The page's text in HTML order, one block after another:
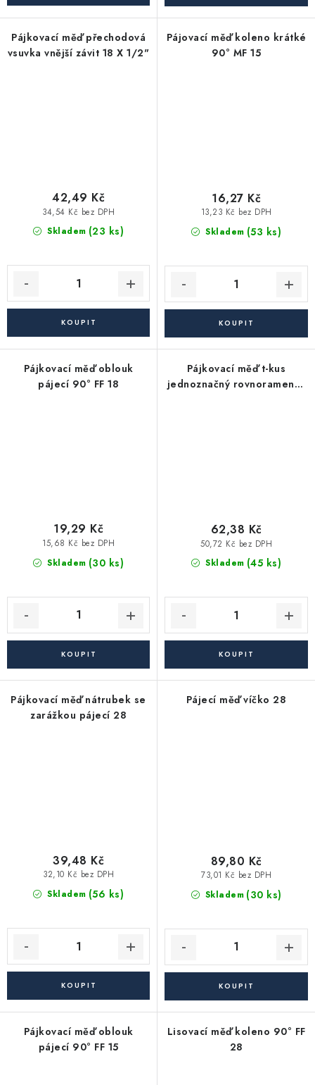
Pájkovací měď přechodová
vsuvka vnější závit 18 X 1/2"
Skladem (23 ks)
34,54 Kč bez DPH
42,49 Kč
Pájovací měď koleno krátké
90° MF 15
Skladem (53 ks)
13,23 Kč bez DPH
16,27 Kč
Pájkovací měď oblouk
pájecí 90° FF 18
Skladem (30 ks)
15,68 Kč bez DPH
19,29 Kč
Pájkovací měď t-kus
jednoznačný rovnoramenný
Skladem (45 ks)
50,72 Kč bez DPH
62,38 Kč
Pájkovací měď nátrubek se
zarážkou pájecí 28
Skladem (56 ks)
32,10 Kč bez DPH
39,48 Kč
Pájecí měď víčko 28
Skladem (30 ks)
73,01 Kč bez DPH
89,80 Kč
Pájkovací měď oblouk
pájecí 90° FF 15
Lisovací měď koleno 90° FF
28